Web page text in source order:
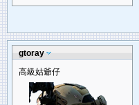
gtoray
高級姑爺仔